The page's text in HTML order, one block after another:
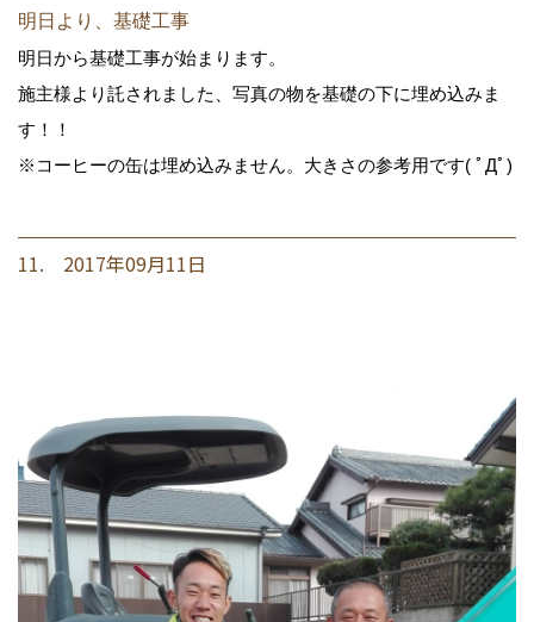
明日より、基礎工事
明日から基礎工事が始まります。
施主様より託されました、写真の物を基礎の下に埋め込みま
す！！
※コーヒーの缶は埋め込みません。大きさの参考用です( ﾟДﾟ)
11. 2017年09月11日